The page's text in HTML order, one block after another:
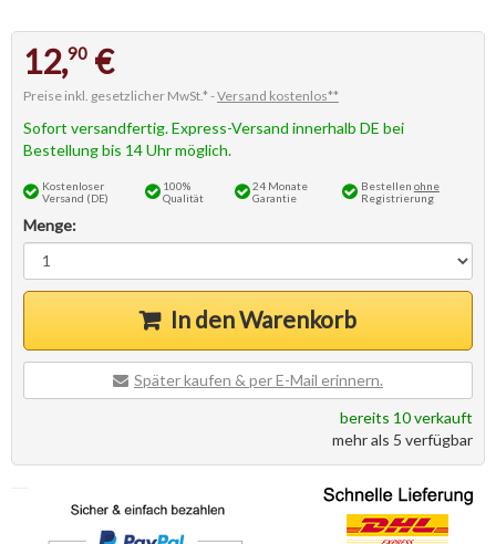
12,90 €
Preise inkl. gesetzlicher MwSt.* -Versand kostenlos**
Sofort versandfertig. Express-Versand innerhalb DE bei
Bestellung bis 14 Uhr möglich.
Kostenloser
Versand (DE)
100%
Qualität
24 Monate
Garantie
Bestellen ohne
Registrierung
Menge:
In den Warenkorb
Später kaufen & per E-Mail erinnern.
bereits 10 verkauft
mehr als 5 verfügbar